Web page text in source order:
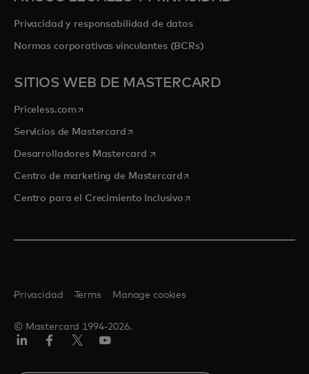
Privacidad y responsabilidad de datos
Normas corporativas vinculantes (BCRs)
SITIOS WEB DE MASTERCARD
Priceless.com se abre en una pestaña nueva
Servicios de Mastercardse abre en una pestaña nueva
Desarrolladores Mastercard se abre en una pestaña nueva
Centro de marketing de Mastercardse abre en una pestaña
Centro para el Crecimiento Inclusivose abre en una pestaña
© Mastercard 1994-2026.
Privacidad Terms Manage cookies